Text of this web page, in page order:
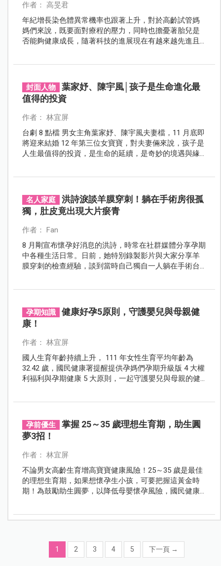
作者： 高旻君
年紀增長染色體異常機率也跟著上升，對於高齡試管媽
媽們來說，既要面對療程的壓力，同時也擔憂著胎兒是
否能夠健康成長，隨著科技的進展現在有越來越先進且
封面人物
葉家妤、陳宇風│孩子是生命進化最
值得的投資
作者： 林宜屏
台劇 8 點檔 男女主角葉家妤、陳宇風夫妻檔，11 月底即
將迎來結婚 12 年第三位女寶寶，對夫妻倆來說，孩子是
人生最值得的投資，是生命的延續，是奇妙的境遇與緣
名人家庭
洪詩淚談羊膜穿刺！躺在手術房很孤
獨，肚皮竟出現大片瘀青
作者： Fan
8 月剛宣布懷孕好消息的洪詩，時常在社群媒體分享孕期
中各種生活日常。日前，她特別錄製影片與大家分享羊
膜穿刺的檢查經驗，談到當時自己獨自一人躺在手術台
孕期知識
健康好孕5原則，守護嬰兒與母親健
康！
作者： 林宜屏
國人生育年齡持續上升， 111 年女性生育平均年齡為
32.42 歲，國民健康署提醒提供孕媽們孕期升級版 4 大權
利福利與孕期健康 5 大原則，一起守護嬰兒與母親的健
孕前優生
掌握 25～35 歲理想生育期，助生圓
夢3招！
作者： 林宜屏
不論男女高齡生育增高寶寶健康風險！25～35 歲是最佳
的理想生育期，如果想懷孕生小孩，可要把握這黃金時
期！為鼓勵助生圓夢，以降低母嬰懷孕風險，國民健康
1 2 3 4 5 下一頁 →